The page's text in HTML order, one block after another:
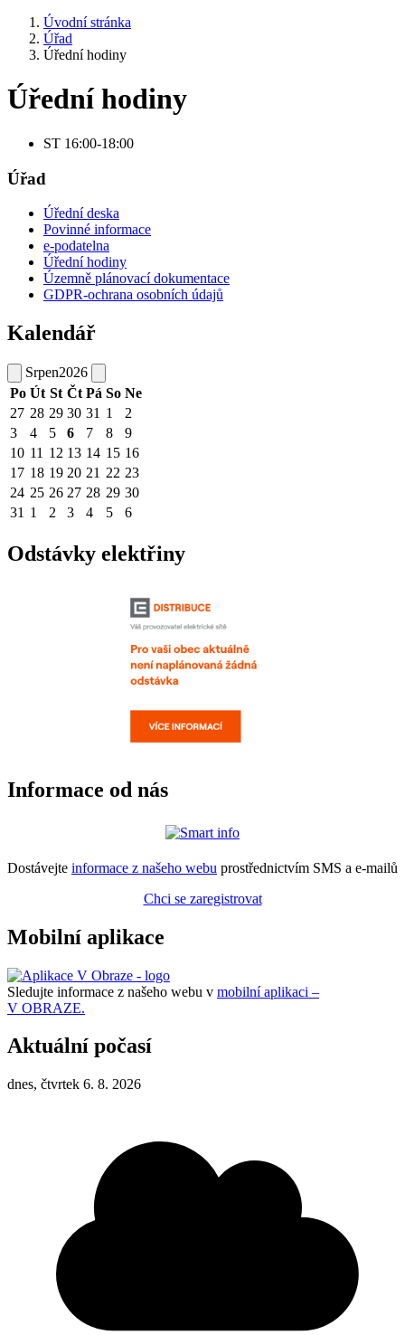
Úvodní stránka
Úřad
Úřední hodiny
Úřední hodiny
ST 16:00-18:00
Úřad
Úřední deska
Povinné informace
e-podatelna
Úřední hodiny
Územně plánovací dokumentace
GDPR-ochrana osobních údajů
Kalendář
Srpen2026
Po Út St Čt Pá So Ne
27 28 29 30 31 1
2
3
4 5 6 7 8
9
10 11 12 13 14 15 16
17 18 19 20 21 22 23
24 25 26 27 28 29 30
31 1 2 3 4 5 6
Odstávky elektřiny
Informace od nás
Dostávejte informace z našeho webu prostřednictvím SMS a e-mailů
Chci se zaregistrovat
Mobilní aplikace
Sledujte informace z našeho webu v mobilní aplikaci –
V OBRAZE.
Aktuální počasí
dnes, čtvrtek 6. 8. 2026